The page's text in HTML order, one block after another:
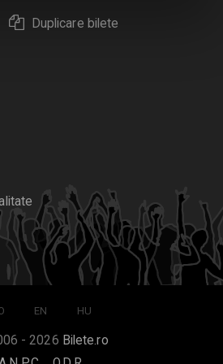
Duplicare bilete
EN HU
- 2026 Bilete.ro